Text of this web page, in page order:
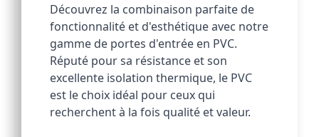
Découvrez la combinaison parfaite de
fonctionnalité et d'esthétique avec notre
gamme de portes d'entrée en PVC.
Réputé pour sa résistance et son
excellente isolation thermique, le PVC
est le choix idéal pour ceux qui
recherchent à la fois qualité et valeur.